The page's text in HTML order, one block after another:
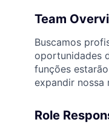
Team
Buscamos
oportunidades
funções
expandir nossa
Role